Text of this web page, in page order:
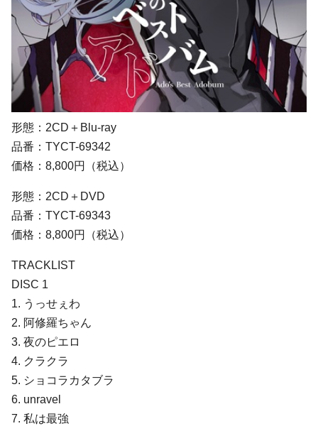
形態：2CD＋Blu-ray
品番：TYCT-69342
価格：8,800円（税込）
形態：2CD＋DVD
品番：TYCT-69343
価格：8,800円（税込）
TRACKLIST
DISC 1
1. うっせぇわ
2. 阿修羅ちゃん
3. 夜のピエロ
4. クラクラ
5. ショコラカタブラ
6. unravel
7. 私は最強